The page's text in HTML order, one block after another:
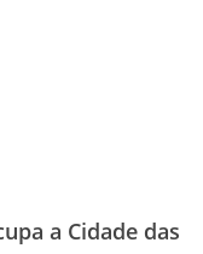
a Cidade das